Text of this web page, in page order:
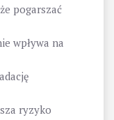
pogarszać
wpływa na
ryzyko